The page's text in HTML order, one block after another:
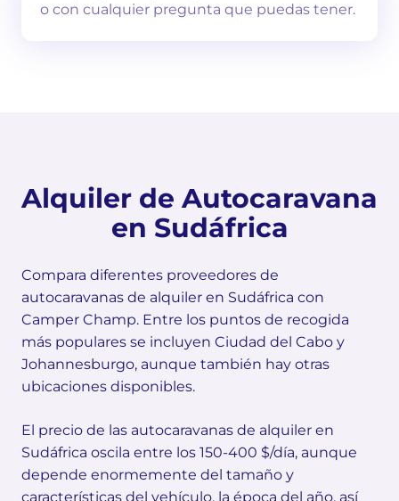
o con cualquier pregunta que puedas tener.
Alquiler de Autocaravana
en Sudáfrica
Compara diferentes proveedores de
autocaravanas de alquiler en Sudáfrica con
Camper Champ. Entre los puntos de recogida
más populares se incluyen Ciudad del Cabo y
Johannesburgo, aunque también hay otras
ubicaciones disponibles.
El precio de las autocaravanas de alquiler en
Sudáfrica oscila entre los 150-400 $/día, aunque
depende enormemente del tamaño y
características del vehículo, la época del año, así